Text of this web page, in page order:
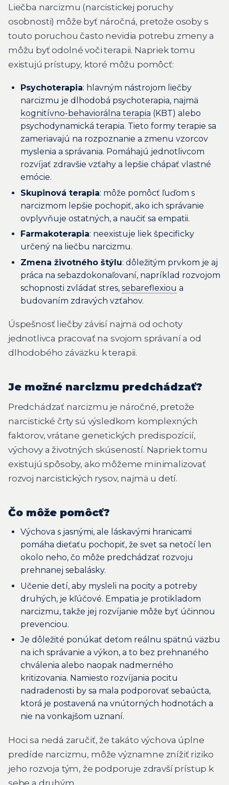
Liečba narcizmu (narcistickej poruchy
osobnosti) môže byť náročná, pretože osoby s
touto poruchou často nevidia potrebu zmeny a
môžu byť odolné voči terapii. Napriek tomu
existujú prístupy, ktoré môžu pomôcť:
Psychoterapia: hlavným nástrojom liečby
narcizmu je dlhodobá psychoterapia, najmä
kognitívno-behaviorálna terapia (KBT) alebo
psychodynamická terapia. Tieto formy terapie sa
zameriavajú na rozpoznanie a zmenu vzorcov
myslenia a správania. Pomáhajú jednotlivcom
rozvíjať zdravšie vzťahy a lepšie chápať vlastné
emócie.
Skupinová terapia: môže pomôcť ľuďom s
narcizmom lepšie pochopiť, ako ich správanie
ovplyvňuje ostatných, a naučiť sa empatii.
Farmakoterapia: neexistuje liek špecificky
určený na liečbu narcizmu.
Zmena životného štýlu: dôležitým prvkom je aj
práca na sebazdokonaľovaní, napríklad rozvojom
schopnosti zvládať stres, sebareflexiou a
budovaním zdravých vzťahov.
Úspešnosť liečby závisí najmä od ochoty
jednotlivca pracovať na svojom správaní a od
dlhodobého záväzku k terapii.
Je možné narcizmu predchádzať?
Predchádzať narcizmu je náročné, pretože
narcistické črty sú výsledkom komplexných
faktorov, vrátane genetických predispozícií,
výchovy a životných skúseností. Napriek tomu
existujú spôsoby, ako môžeme minimalizovať
rozvoj narcistických rysov, najmä u detí.
Čo môže pomôcť?
Výchova s jasnými, ale láskavými hranicami
pomáha dieťaťu pochopiť, že svet sa netočí len
okolo neho, čo môže predchádzať rozvoju
prehnanej sebalásky.
Učenie detí, aby mysleli na pocity a potreby
druhých, je kľúčové. Empatia je protikladom
narcizmu, takže jej rozvíjanie môže byť účinnou
prevenciou.
Je dôležité ponúkať deťom reálnu spätnú väzbu
na ich správanie a výkon, a to bez prehnaného
chválenia alebo naopak nadmerného
kritizovania. Namiesto rozvíjania pocitu
nadradenosti by sa mala podporovať sebaúcta,
ktorá je postavená na vnútorných hodnotách a
nie na vonkajšom uznaní.
Hoci sa nedá zaručiť, že takáto výchova úplne
predíde narcizmu, môže významne znížiť riziko
jeho rozvoja tým, že podporuje zdravší prístup k
sebe a druhým.